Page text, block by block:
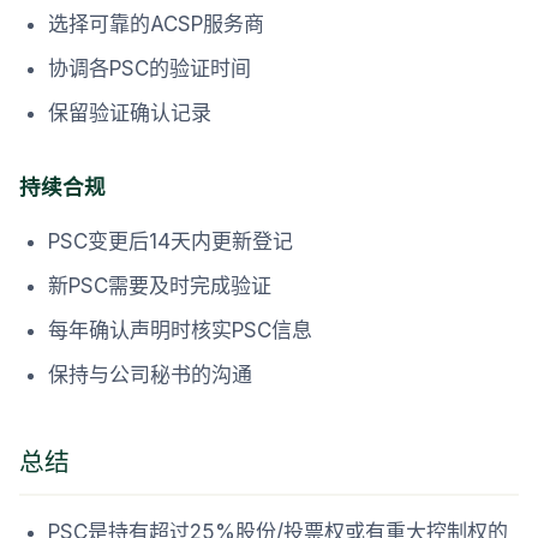
选择可靠的ACSP服务商
协调各PSC的验证时间
保留验证确认记录
持续合规
PSC变更后14天内更新登记
新PSC需要及时完成验证
每年确认声明时核实PSC信息
保持与公司秘书的沟通
总结
PSC是持有超过25%股份/投票权或有重大控制权的